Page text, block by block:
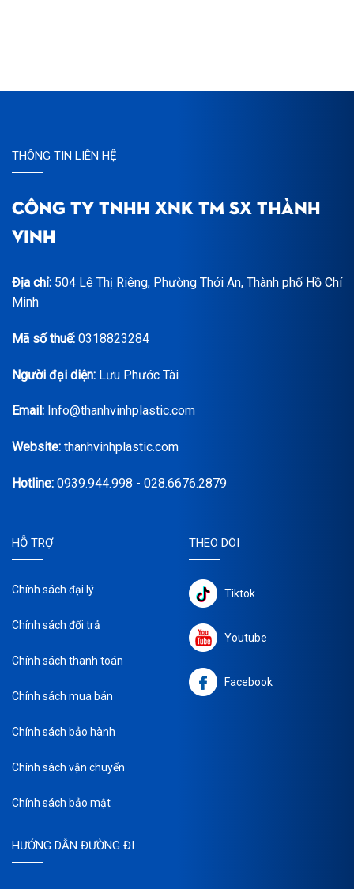
THÔNG TIN LIÊN HỆ
CÔNG TY TNHH XNK TM SX THÀNH
VINH
Địa chỉ: 504 Lê Thị Riêng, Phường Thới An, Thành phố Hồ Chí
Minh
Mã số thuế: 0318823284
Người đại diện: Lưu Phước Tài
Email: Info@thanhvinhplastic.com
Website: thanhvinhplastic.com
Hotline: 0939.944.998 - 028.6676.2879
HỖ TRỢ
Chính sách đại lý
Chính sách đổi trả
Chính sách thanh toán
Chính sách mua bán
Chính sách bảo hành
Chính sách vận chuyển
Chính sách bảo mật
THEO DÕI
Tiktok
Youtube
Facebook
HƯỚNG DẪN ĐƯỜNG ĐI